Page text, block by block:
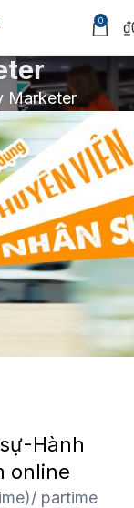
0 ₫
Marketer
Hành
online
partime